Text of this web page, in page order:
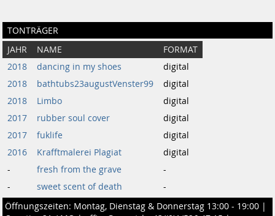
TONTRÄGER
JAHR NAME
FORMAT
2018
dancing in my shoes
digital
2018
bathtubs23augustVenster99
digital
2018
Limbo
digital
2017
rubber soul cover
digital
2017
fuklife
digital
2016
Krafftmalerei ‎Plagiat
digital
-
fresh from the grave
-
-
sweet scent of death
-
Öffnungszeiten: Montag, Dienstag & Donnerstag 13:00 - 19:00 |